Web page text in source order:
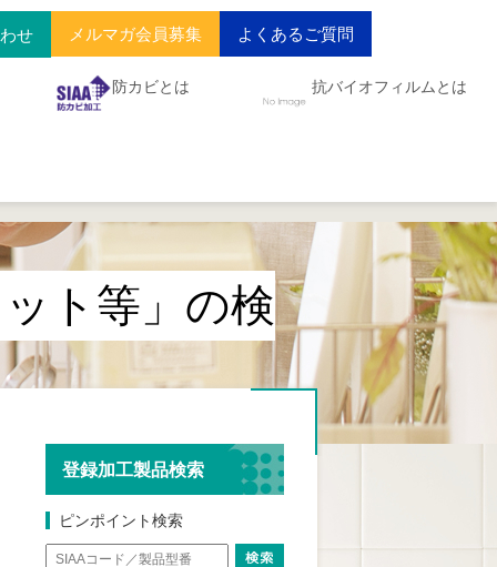
せ メルマガ会員募集 よくあるご質問
防カビとは 抗バイオフィルムとは
ト等」の検
登録加工製品検索
ピンポイント検索